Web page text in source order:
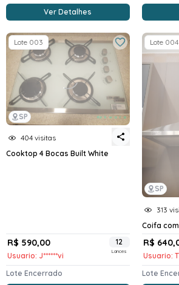
Ver Detalhes
SP
Lote 003
404 visitas
Cooktop 4 Bocas Built White
R$ 590,00
Usuario: J******vi
12
Lances
Lote Encerrado
SP
Lote 004
313
Coifa
R$
Usuario:
Lote